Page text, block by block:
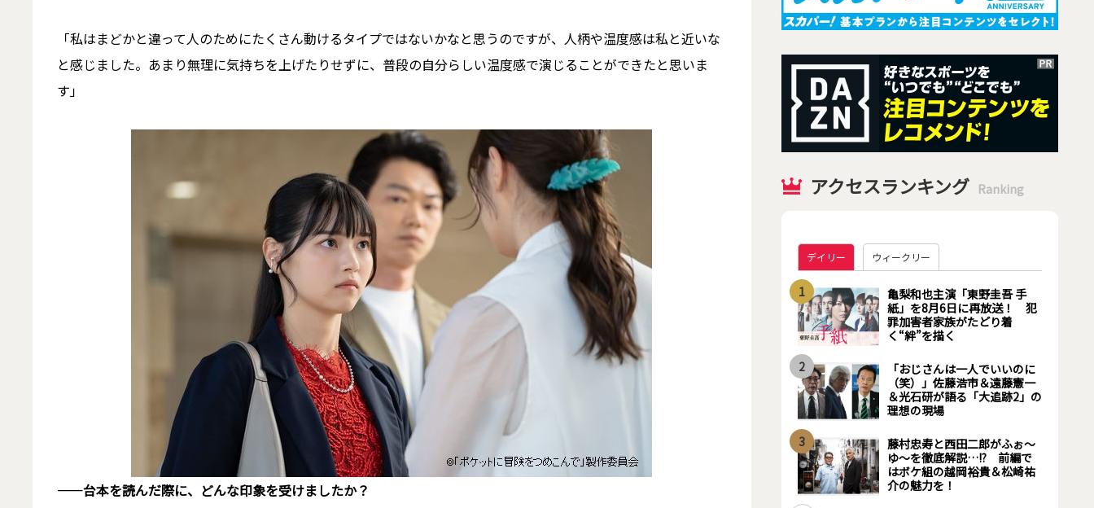
「私はまどかと違って人のためにたくさん動けるタイプではないかなと思うのですが、人柄や温度感は私と近いな
と感じました。あまり無理に気持ちを上げたりせずに、普段の自分らしい温度感で演じることができたと思いま
す」
――台本を読んだ際に、どんな印象を受けましたか？
アクセスランキング Ranking
デイリー ウィークリー
1
亀梨和也主演「東野圭吾 手
紙」を8月6日に再放送！ 犯
罪加害者家族がたどり着
く“絆”を描く
2
「おじさんは一人でいいのに
（笑）」佐藤浩市＆遠藤憲一
＆光石研が語る「大追跡2」の
理想の現場
3
藤村忠寿と西田二郎がふぉ～
ゆ～を徹底解説…!? 前編で
はボケ組の越岡裕貴＆松崎祐
介の魅力を！